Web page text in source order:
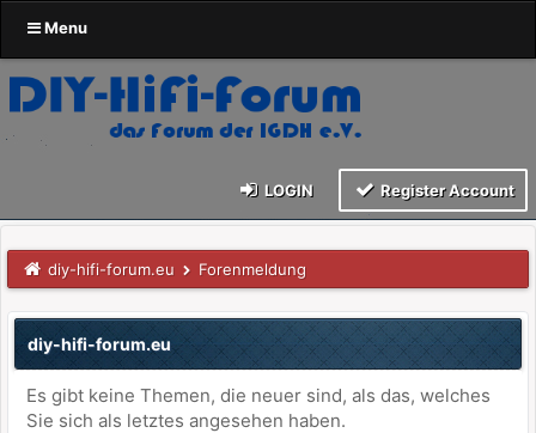
Menu
LOGIN Register Account
diy-hifi-forum.eu Forenmeldung
diy-hifi-forum.eu
Es gibt keine Themen, die neuer sind, als das, welches
Sie sich als letztes angesehen haben.